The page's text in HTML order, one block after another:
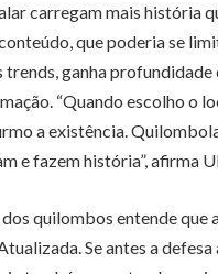
carregam mais história
que poderia se
ganha profundidade
“Quando escolho o
a existência.
e fazem história”, afirma
quilombos entende que
Se antes a